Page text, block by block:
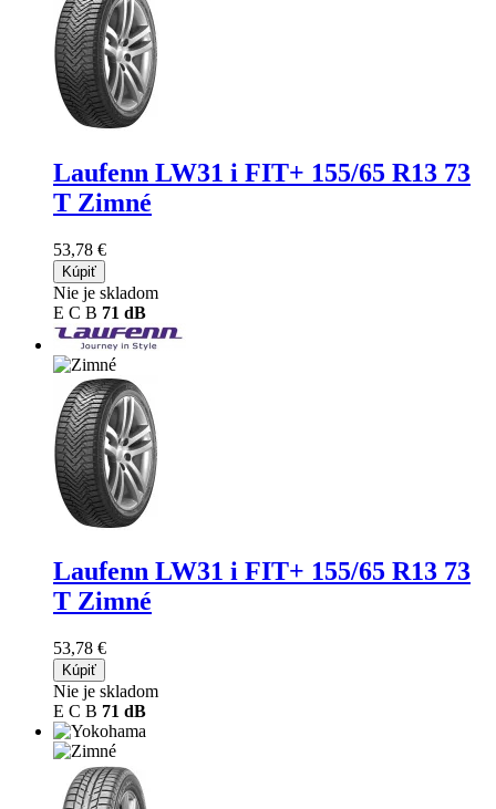
Laufenn LW31 i FIT+ 155/65 R13 73
T Zimné
53,78 €
Kúpiť
Nie je skladom
E C B 71 dB
Laufenn LW31 i FIT+ 155/65 R13 73
T Zimné
53,78 €
Kúpiť
Nie je skladom
E C B 71 dB